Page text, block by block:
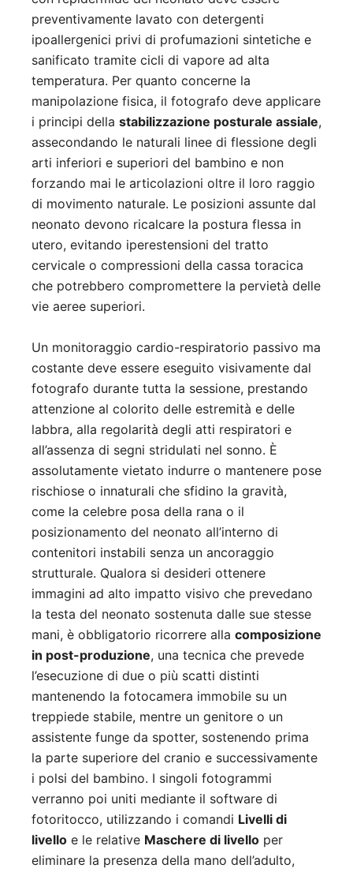
preventivamente lavato con detergenti
ipoallergenici privi di profumazioni sintetiche e
sanificato tramite cicli di vapore ad alta
temperatura. Per quanto concerne la
manipolazione fisica, il fotografo deve applicare
i principi della stabilizzazione posturale assiale,
assecondando le naturali linee di flessione degli
arti inferiori e superiori del bambino e non
forzando mai le articolazioni oltre il loro raggio
di movimento naturale. Le posizioni assunte dal
neonato devono ricalcare la postura flessa in
utero, evitando iperestensioni del tratto
cervicale o compressioni della cassa toracica
che potrebbero compromettere la pervietà delle
vie aeree superiori.
Un monitoraggio cardio-respiratorio passivo ma
costante deve essere eseguito visivamente dal
fotografo durante tutta la sessione, prestando
attenzione al colorito delle estremità e delle
labbra, alla regolarità degli atti respiratori e
all’assenza di segni stridulati nel sonno. È
assolutamente vietato indurre o mantenere pose
rischiose o innaturali che sfidino la gravità,
come la celebre posa della rana o il
posizionamento del neonato all’interno di
contenitori instabili senza un ancoraggio
strutturale. Qualora si desideri ottenere
immagini ad alto impatto visivo che prevedano
la testa del neonato sostenuta dalle sue stesse
mani, è obbligatorio ricorrere alla composizione
in post-produzione, una tecnica che prevede
l’esecuzione di due o più scatti distinti
mantenendo la fotocamera immobile su un
treppiede stabile, mentre un genitore o un
assistente funge da spotter, sostenendo prima
la parte superiore del cranio e successivamente
i polsi del bambino. I singoli fotogrammi
verranno poi uniti mediante il software di
fotoritocco, utilizzando i comandi Livelli di
livello e le relative Maschere di livello per
eliminare la presenza della mano dell’adulto,